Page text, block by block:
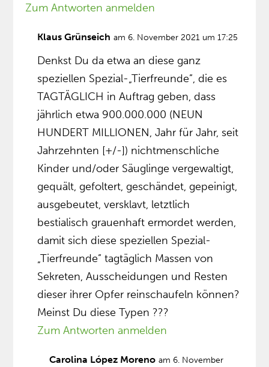
Zum Antworten anmelden
Klaus Grünseich am 6. November 2021 um 17:25
Denkst Du da etwa an diese ganz
speziellen Spezial-„Tierfreunde”, die es
TAGTÄGLICH in Auftrag geben, dass
jährlich etwa 900.000.000 (NEUN
HUNDERT MILLIONEN, Jahr für Jahr, seit
Jahrzehnten [+/-]) nichtmenschliche
Kinder und/oder Säuglinge vergewaltigt,
gequält, gefoltert, geschändet, gepeinigt,
ausgebeutet, versklavt, letztlich
bestialisch grauenhaft ermordet werden,
damit sich diese speziellen Spezial-
„Tierfreunde” tagtäglich Massen von
Sekreten, Ausscheidungen und Resten
dieser ihrer Opfer reinschaufeln können?
Meinst Du diese Typen ???
Zum Antworten anmelden
Carolina López Moreno am 6. November